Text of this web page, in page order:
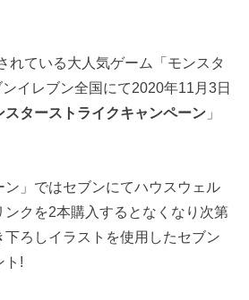
れている大人気ゲーム「モンスタ
イレブン全国にて2020年11月3日
スターストライクキャンペーン 」
ン」ではセブンにてハウスウェル
クを2本購入するとなくなり次第
ろしイラストを使用したセブン
ト!